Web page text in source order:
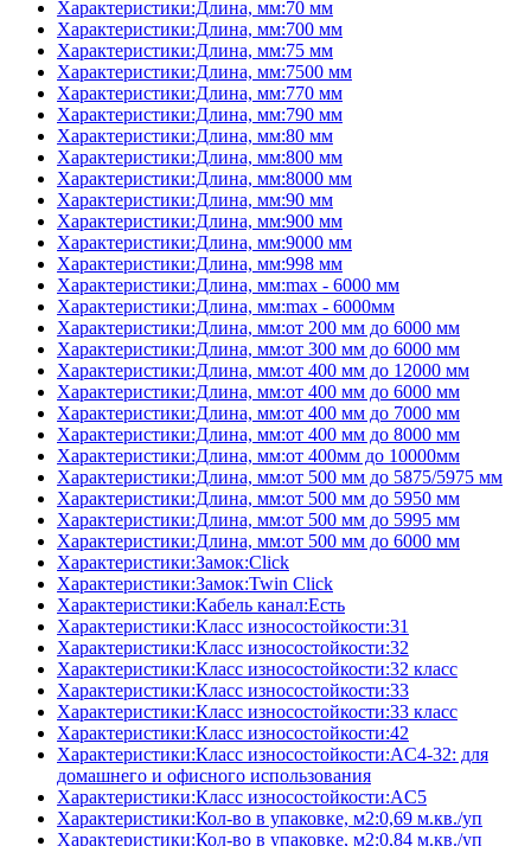
Характеристики:Длина, мм:70 мм
Характеристики:Длина, мм:700 мм
Характеристики:Длина, мм:75 мм
Характеристики:Длина, мм:7500 мм
Характеристики:Длина, мм:770 мм
Характеристики:Длина, мм:790 мм
Характеристики:Длина, мм:80 мм
Характеристики:Длина, мм:800 мм
Характеристики:Длина, мм:8000 мм
Характеристики:Длина, мм:90 мм
Характеристики:Длина, мм:900 мм
Характеристики:Длина, мм:9000 мм
Характеристики:Длина, мм:998 мм
Характеристики:Длина, мм:max - 6000 мм
Характеристики:Длина, мм:max - 6000мм
Характеристики:Длина, мм:от 200 мм до 6000 мм
Характеристики:Длина, мм:от 300 мм до 6000 мм
Характеристики:Длина, мм:от 400 мм до 12000 мм
Характеристики:Длина, мм:от 400 мм до 6000 мм
Характеристики:Длина, мм:от 400 мм до 7000 мм
Характеристики:Длина, мм:от 400 мм до 8000 мм
Характеристики:Длина, мм:от 400мм до 10000мм
Характеристики:Длина, мм:от 500 мм до 5875/5975 мм
Характеристики:Длина, мм:от 500 мм до 5950 мм
Характеристики:Длина, мм:от 500 мм до 5995 мм
Характеристики:Длина, мм:от 500 мм до 6000 мм
Характеристики:Замок:Click
Характеристики:Замок:Twin Click
Характеристики:Кабель канал:Есть
Характеристики:Класс износостойкости:31
Характеристики:Класс износостойкости:32
Характеристики:Класс износостойкости:32 класс
Характеристики:Класс износостойкости:33
Характеристики:Класс износостойкости:33 класс
Характеристики:Класс износостойкости:42
Характеристики:Класс износостойкости:AC4-32: для
домашнего и офисного использования
Характеристики:Класс износостойкости:AC5
Характеристики:Кол-во в упаковке, м2:0,69 м.кв./уп
Характеристики:Кол-во в упаковке, м2:0,84 м.кв./уп